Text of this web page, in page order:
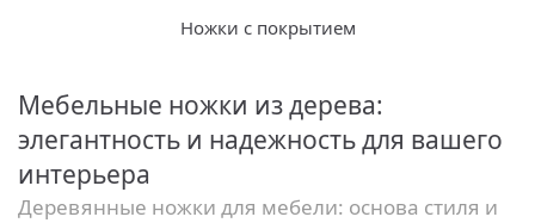
Ножки с покрытием
Мебельные ножки из дерева:
элегантность и надежность для вашего
интерьера
Деревянные ножки для мебели: основа стиля и